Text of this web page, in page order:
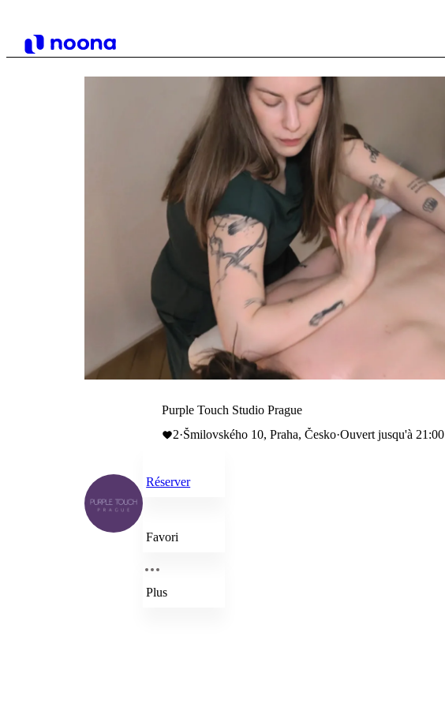
Purple Touch Studio Prague
2·Šmilovského 10, Praha, Česko·Ouvert jusqu'à 21:00
Réserver
Favori
Plus